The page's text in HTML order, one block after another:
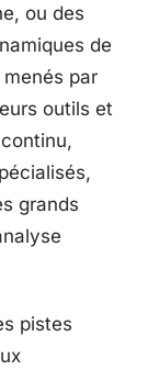
ou des
de
par
outils et
grands
pistes